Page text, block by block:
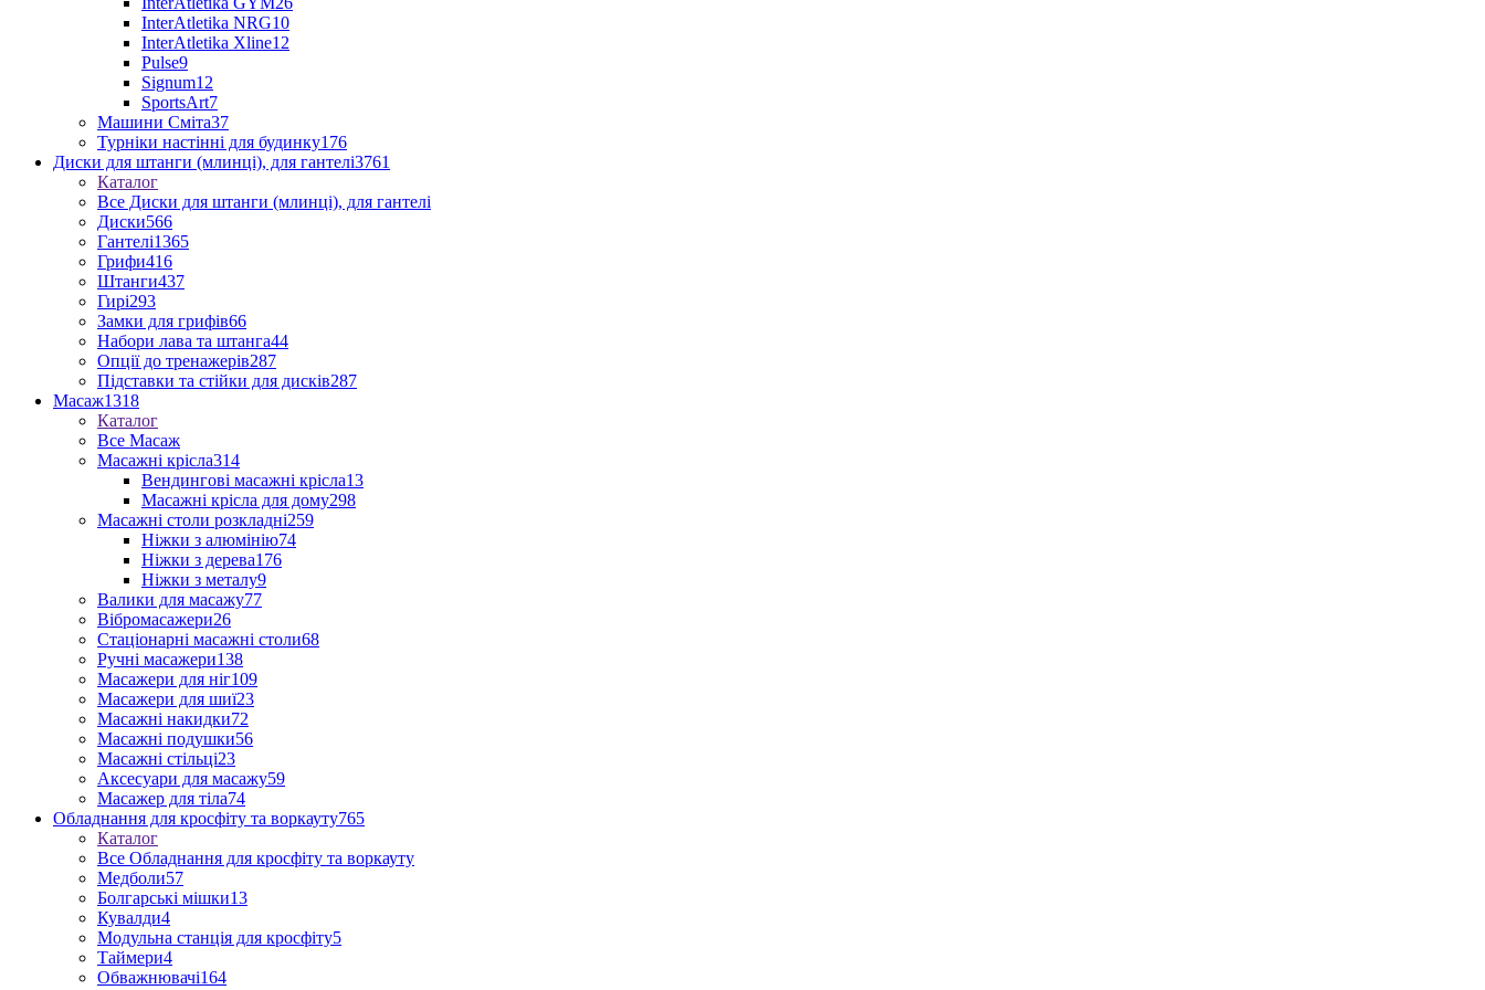
InterAtletika NRG10
InterAtletika Xline12
Pulse9
Signum12
SportsArt7
Машини Сміта37
Турніки настінні для будинку176
Диски для штанги (млинці), для гантелі3761
Каталог
Все Диски для штанги (млинці), для гантелі
Диски566
Гантелі1365
Грифи416
Штанги437
Гирі293
Замки для грифів66
Набори лава та штанга44
Опції до тренажерів287
Підставки та стійки для дисків287
Масаж1318
Каталог
Все Масаж
Масажні крісла314
Вендингові масажні крісла13
Масажні крісла для дому298
Масажні столи розкладні259
Ніжки з алюмінію74
Ніжки з дерева176
Ніжки з металу9
Валики для масажу77
Вібромасажери26
Стаціонарні масажні столи68
Ручні масажери138
Масажери для ніг109
Масажери для шиї23
Масажні накидки72
Масажні подушки56
Масажні стільці23
Аксесуари для масажу59
Масажер для тіла74
Обладнання для кросфіту та воркауту765
Каталог
Все Обладнання для кросфіту та воркауту
Медболи57
Болгарські мішки13
Кувалди4
Модульна станція для кросфіту5
Таймери4
Обважнювачі164